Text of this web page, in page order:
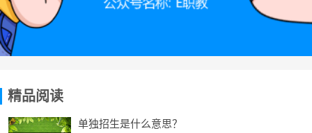
精品阅读
单独招生是什么意思？